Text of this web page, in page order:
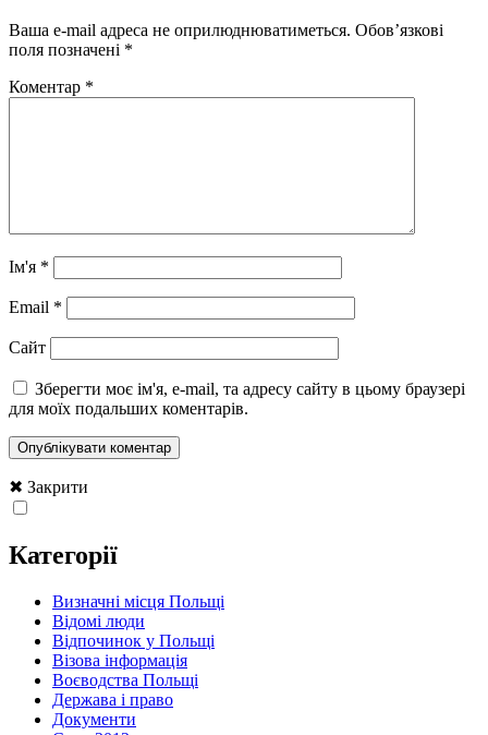
Ваша e-mail адреса не оприлюднюватиметься. Обов’язкові
поля позначені *
Коментар *
Ім'я *
Email *
Сайт
Зберегти моє ім'я, e-mail, та адресу сайту в цьому браузері
для моїх подальших коментарів.
✖ Закрити
Категорії
Визначні місця Польщі
Відомі люди
Відпочинок у Польщі
Візова інформація
Воєводства Польщі
Держава і право
Документи